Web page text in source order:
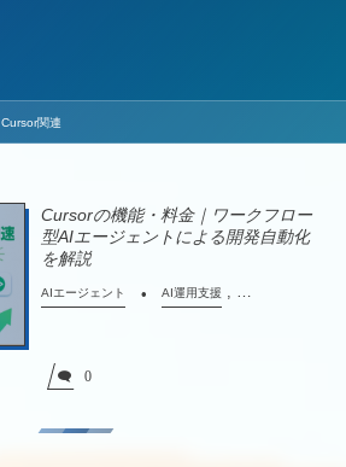
Cursor関連
Cursorの機能・料金｜ワークフロー
型AIエージェントによる開発自動化
を解説
AIエージェント AI運用支援 , …
0